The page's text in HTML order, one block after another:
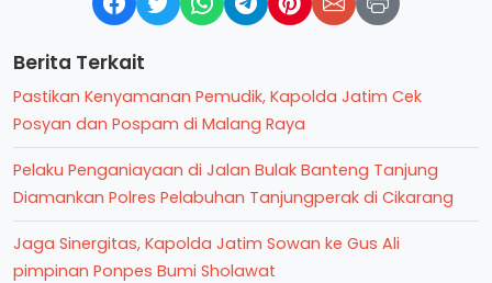
Berita Terkait
Pastikan Kenyamanan Pemudik, Kapolda Jatim Cek
Posyan dan Pospam di Malang Raya
Pelaku Penganiayaan di Jalan Bulak Banteng Tanjung
Diamankan Polres Pelabuhan Tanjungperak di Cikarang
Jaga Sinergitas, Kapolda Jatim Sowan ke Gus Ali
pimpinan Ponpes Bumi Sholawat